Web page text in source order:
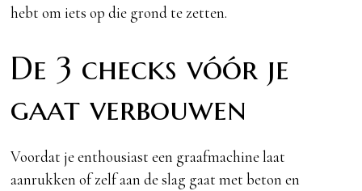
hebt om iets op die grond te zetten.
De 3 checks vóór je
gaat verbouwen
Voordat je enthousiast een graafmachine laat
aanrukken of zelf aan de slag gaat met beton en